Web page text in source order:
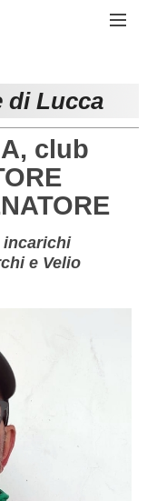
di Lucca
club
incarichi
e Velio